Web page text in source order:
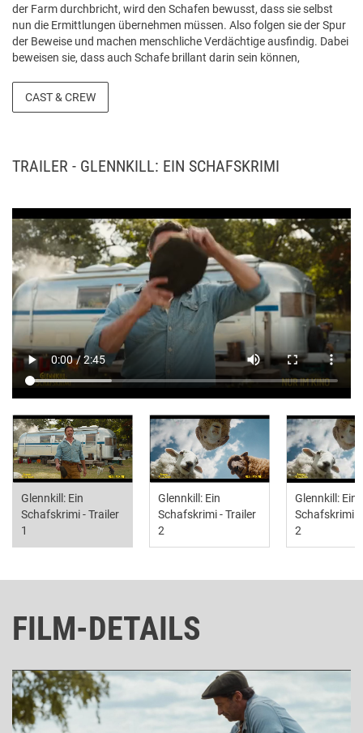
der Farm durchbricht, wird den Schafen bewusst, dass sie selbst
nun die Ermittlungen übernehmen müssen. Also folgen sie der Spur
der Beweise und machen menschliche Verdächtige ausfindig. Dabei
beweisen sie, dass auch Schafe brillant darin sein können,
CAST & CREW
TRAILER - GLENNKILL: EIN SCHAFSKRIMI
Glennkill: Ein
Schafskrimi - Trailer
1
Glennkill: Ein
Schafskrimi - Trailer
2
Glennkill: Ein
Schafskrimi -
2
FILM-DETAILS